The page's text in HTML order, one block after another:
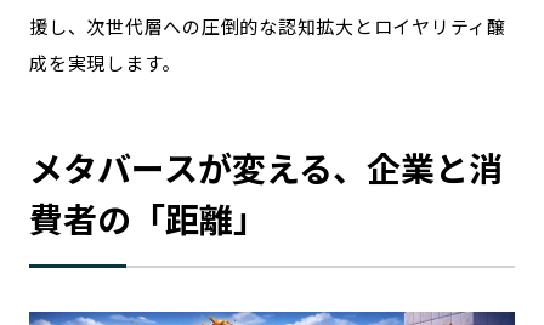
「人」から探す
記事ライター
お問い合わせ 会社概要
援し、次世代層への圧倒的な認知拡大とロイヤリティ醸
成を実現します。
メタバースが変える、企業と消
費者の「距離」